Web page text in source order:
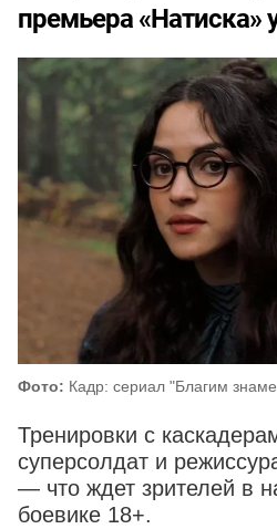
премьера «Натиска»
Фото: Кадр: сериал "Благим
Тренировки с
суперсолдат и
— что ждет зрителей в
боевике 18+.